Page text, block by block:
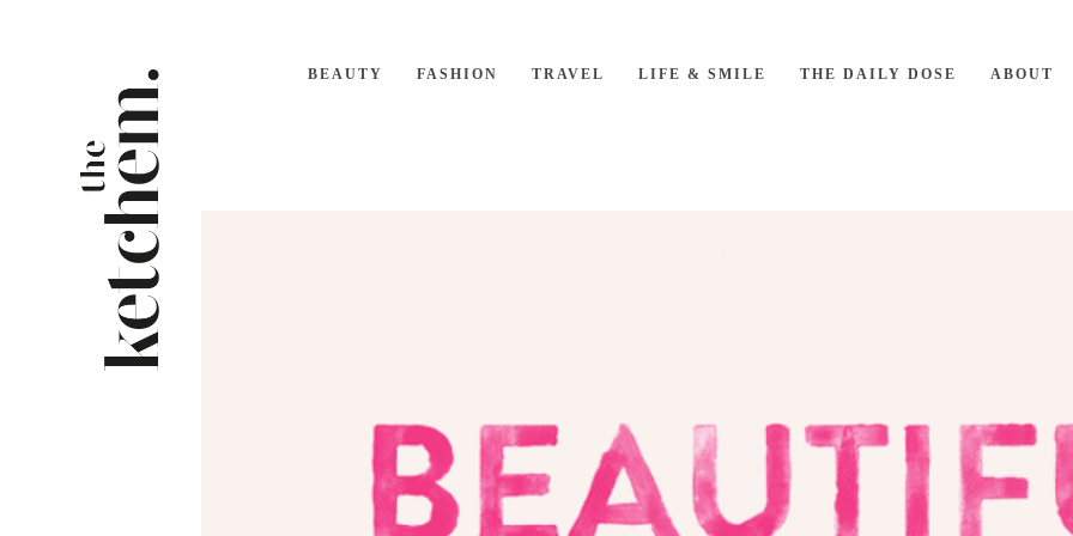
BEAUTY FASHION TRAVEL LIFE & SMILE THE DAILY DOSE ABOUT